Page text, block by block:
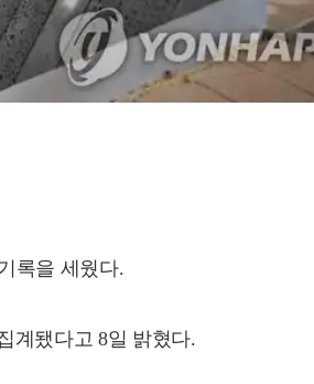
록을 세웠다.
계됐다고 8일 밝혔다.